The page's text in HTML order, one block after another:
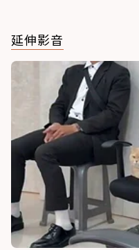
延伸影音